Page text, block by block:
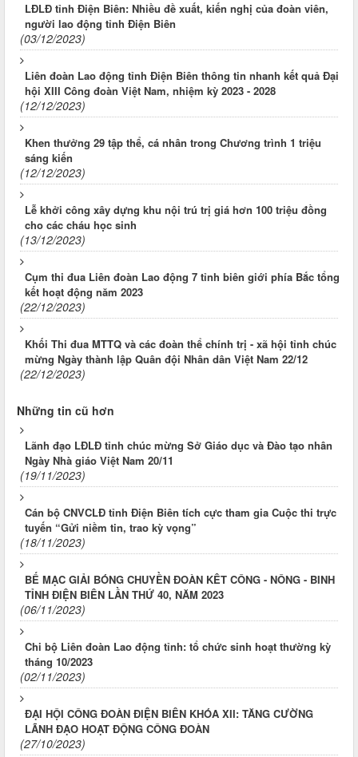
LĐLĐ tỉnh Điện Biên: Nhiều đề xuất, kiến nghị của đoàn viên,
người lao động tỉnh Điện Biên
(03/12/2023)
Liên đoàn Lao động tỉnh Điện Biên thông tin nhanh kết quả Đại
hội XIII Công đoàn Việt Nam, nhiệm kỳ 2023 - 2028
(12/12/2023)
Khen thưởng 29 tập thể, cá nhân trong Chương trình 1 triệu
sáng kiến
(12/12/2023)
Lễ khởi công xây dựng khu nội trú trị giá hơn 100 triệu đồng
cho các cháu học sinh
(13/12/2023)
Cụm thi đua Liên đoàn Lao động 7 tỉnh biên giới phía Bắc tổng
kết hoạt động năm 2023
(22/12/2023)
Khối Thi đua MTTQ và các đoàn thể chính trị - xã hội tỉnh chúc
mừng Ngày thành lập Quân đội Nhân dân Việt Nam 22/12
(22/12/2023)
Những tin cũ hơn
Lãnh đạo LĐLĐ tỉnh chúc mừng Sở Giáo dục và Đào tạo nhân
Ngày Nhà giáo Việt Nam 20/11
(19/11/2023)
Cán bộ CNVCLĐ tỉnh Điện Biên tích cực tham gia Cuộc thi trực
tuyến “Gửi niềm tin, trao kỳ vọng”
(18/11/2023)
BẾ MẠC GIẢI BÓNG CHUYỀN ĐOÀN KÊT CÔNG - NÔNG - BINH
TỈNH ĐIỆN BIÊN LẦN THỨ 40, NĂM 2023
(06/11/2023)
Chi bộ Liên đoàn Lao động tỉnh: tổ chức sinh hoạt thường kỳ
tháng 10/2023
(02/11/2023)
ĐẠI HỘI CÔNG ĐOÀN ĐIỆN BIÊN KHÓA XII: TĂNG CƯỜNG
LÃNH ĐẠO HOẠT ĐỘNG CÔNG ĐOÀN
(27/10/2023)